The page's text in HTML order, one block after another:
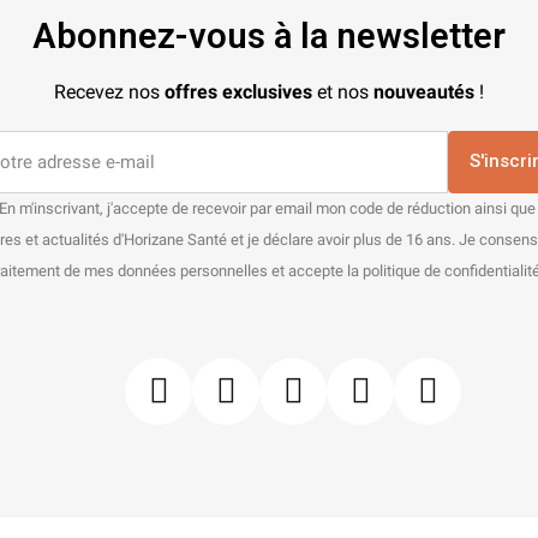
Abonnez-vous à la newsletter
Recevez nos offres exclusives et nos nouveautés !
En m'inscrivant, j'accepte de recevoir par email mon code de réduction ainsi que
et actualités d'Horizane Santé et je déclare avoir plus de 16 ans. Je
de mes données personnelles et accepte la politique de